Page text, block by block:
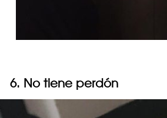
6. No tiene perdón